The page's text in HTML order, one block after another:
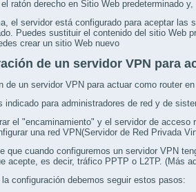
ratón derecho en Sitio Web predeterminado
el servidor está configurado para aceptar las
Puedes sustituir el contenido del sitio Web
crear un sitio Web nuevo
de un servidor VPN para
de un servidor VPN para actuar como router
indicado para administradores de red y de
el "encaminamiento" y el servidor de acceso
una red VPN(Servidor de Red Privada
que cuando configuremos un servidor VPN
acepte, es decir, tráfico PPTP o L2TP. (Más
la configuración debemos seguir estos pasos: